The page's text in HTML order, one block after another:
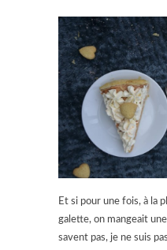
Et si pour une fois, à la
galette, on mangeait
savent pas, je ne suis